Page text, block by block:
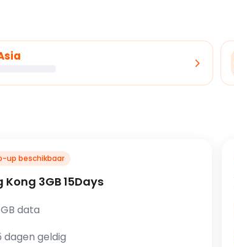
up beschikbaar
Kong 3GB 15Days
data
dagen geldig